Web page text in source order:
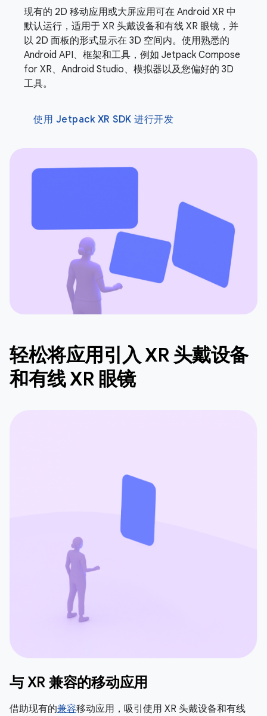
现有的 2D 移动应用或大屏应用可在 Android XR 中
默认运行，适用于 XR 头戴设备和有线 XR 眼镜，并
以 2D 面板的形式显示在 3D 空间内。使用熟悉的
Android API、框架和工具，例如 Jetpack Compose
for XR、Android Studio、模拟器以及您偏好的 3D
工具。
使用 Jetpack XR SDK 进行开发
轻松将应用引入 XR 头戴设备
和有线 XR 眼镜
与 XR 兼容的移动应用
借助现有的兼容移动应用，吸引使用 XR 头戴设备和有线